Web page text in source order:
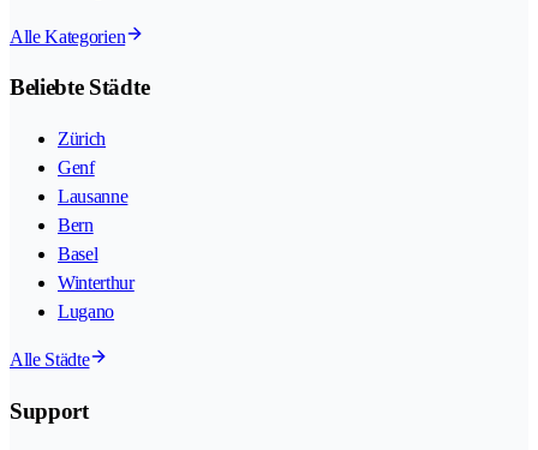
Alle Kategorien
Beliebte Städte
Zürich
Genf
Lausanne
Bern
Basel
Winterthur
Lugano
Alle Städte
Support